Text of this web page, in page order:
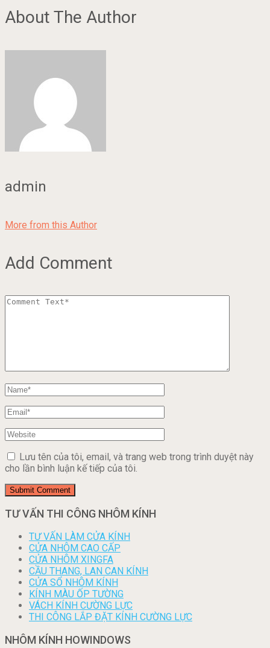
About The Author
admin
More from this Author
Add Comment
Lưu tên của tôi, email, và trang web trong trình duyệt này
cho lần bình luận kế tiếp của tôi.
TƯ VẤN THI CÔNG NHÔM KÍNH
TƯ VẤN LÀM CỬA KÍNH
CỬA NHÔM CAO CẤP
CỬA NHÔM XINGFA
CẦU THANG, LAN CAN KÍNH
CỬA SỔ NHÔM KÍNH
KÍNH MÀU ỐP TƯỜNG
VÁCH KÍNH CƯỜNG LỰC
THI CÔNG LẮP ĐẶT KÍNH CƯỜNG LỰC
NHÔM KÍNH HOWINDOWS